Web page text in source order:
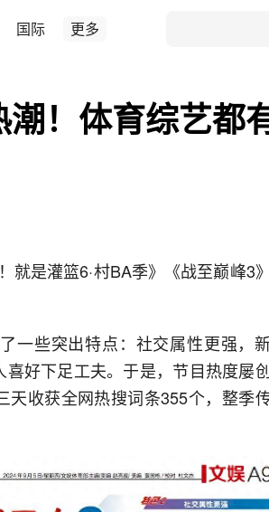
国际 更多
！体育综艺都
就是灌篮6·村BA季》《战至巅峰3
一些突出特点：社交属性更强，
好下足工夫。于是，节目热度屡
天收获全网热搜词条355个，整季